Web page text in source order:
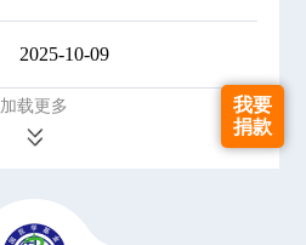
2025-10-09
加载更多
我要
捐款